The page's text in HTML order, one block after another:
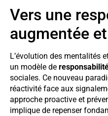
Vers une
augmentée
L’évolution des mentalités
un modèle de
sociales. Ce nouveau
réactivité face aux
approche proactive et
implique de repenser